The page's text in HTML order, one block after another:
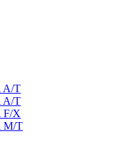
A/T
A/T
F/X
M/T